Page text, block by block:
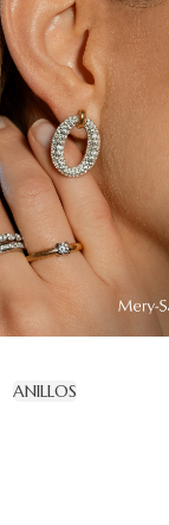
ANILLOS